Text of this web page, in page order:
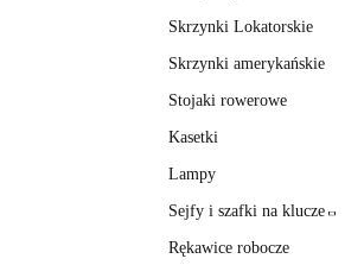
Skrzynki Lokatorskie
Skrzynki amerykańskie
Stojaki rowerowe
Kasetki
Lampy
Sejfy i szafki na klucze
Rękawice robocze